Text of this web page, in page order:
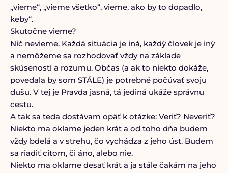
„vieme“, „vieme všetko“, vieme, ako by to dopadlo,
keby“.
Skutočne vieme?
Nič nevieme. Každá situácia je iná, každý človek je iný
a nemôžeme sa rozhodovať vždy na základe
skúseností a rozumu. Občas (a ak to niekto dokáže,
povedala by som STÁLE) je potrebné počúvať svoju
dušu. V tej je Pravda jasná, tá jediná ukáže správnu
cestu.
A tak sa teda dostávam opäť k otázke: Veriť? Neveriť?
Niekto ma oklame jeden krát a od toho dňa budem
vždy bdelá a v strehu, čo vychádza z jeho úst. Budem
sa riadiť citom, či áno, alebo nie.
Niekto ma oklame desať krát a ja stále čakám na jeho